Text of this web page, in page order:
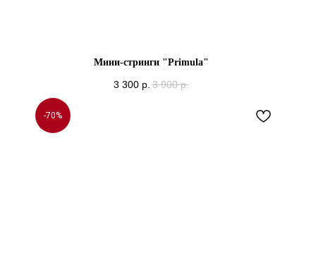
Мини-стринги "Primula"
3 300 р. 3 900 р.
-70%